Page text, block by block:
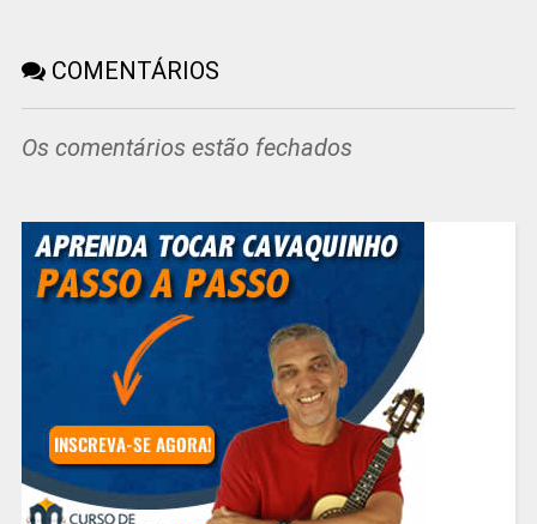
COMENTÁRIOS
Os comentários estão fechados